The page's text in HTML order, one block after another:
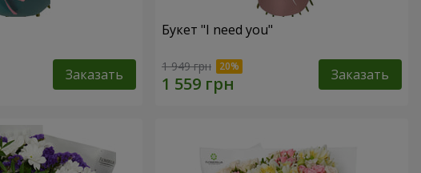
Заказать
Букет "I need you"
1 949 грн Заказать